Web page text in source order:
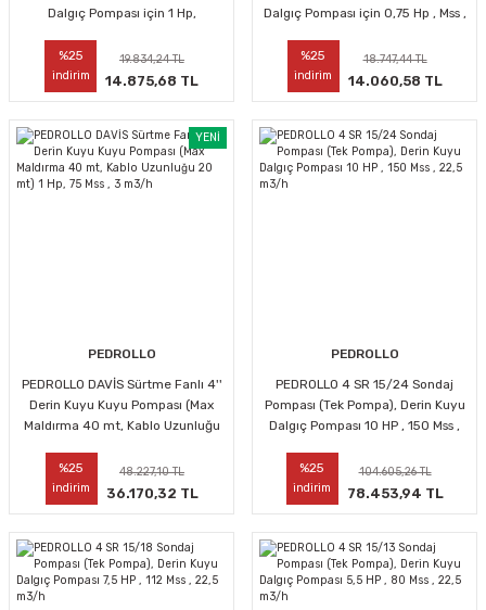
Dalgıç Pompası için 1 Hp,
%25
indirim
19.834,24 TL
14.875,68 TL
Dalgıç Pompası için 0,75 Hp , Mss ,
%25
indirim
18.747,44 TL
14.060,58 TL
YENİ
PEDROLLO
PEDROLLO DAVİS Sürtme Fanlı 4''
Derin Kuyu Kuyu Pompası (Max
Maldırma 40 mt, Kablo Uzunluğu
%25
indirim
48.227,10 TL
36.170,32 TL
PEDROLLO
PEDROLLO 4 SR 15/24 Sondaj
Pompası (Tek Pompa), Derin Kuyu
Dalgıç Pompası 10 HP , 150 Mss ,
%25
indirim
104.605,26 TL
78.453,94 TL